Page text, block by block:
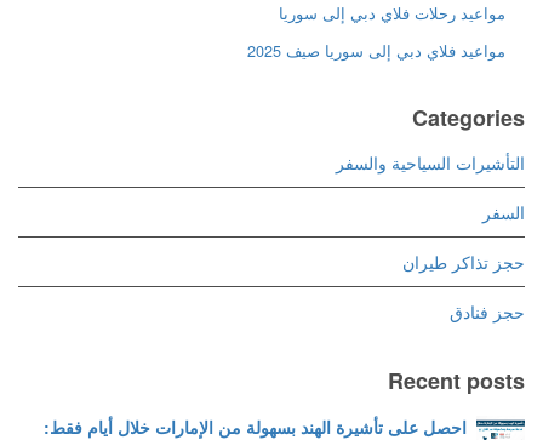
مواعيد رحلات فلاي دبي إلى سوريا
مواعيد فلاي دبي إلى سوريا صيف 2025
Categories
التأشيرات السياحية والسفر
السفر
حجز تذاكر طيران
حجز فنادق
Recent posts
احصل على تأشيرة الهند بسهولة من الإمارات خلال أيام فقط: